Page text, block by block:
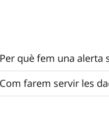
Per què fem una alerta
Com farem servir les